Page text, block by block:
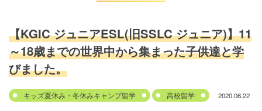
【KGIC ジュニアESL(旧SSLC ジュニア)】11
～18歳までの世界中から集まった子供達と学
びました。
キッズ夏休み・冬休みキャンプ留学 高校留学 2020.06.22